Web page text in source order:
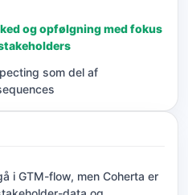
og opfølgning med fokus
som del af
i GTM-flow, men Coherta er